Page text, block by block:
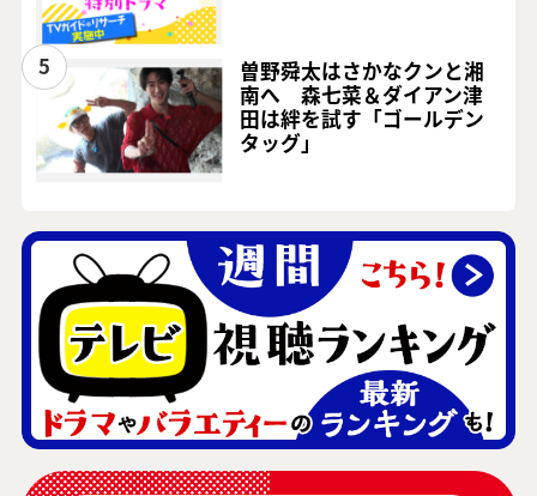
5
曽野舜太はさかなクンと湘
南へ 森七菜＆ダイアン津
田は絆を試す「ゴールデン
タッグ」